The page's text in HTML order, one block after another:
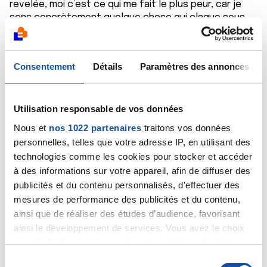
Consentement Détails Paramètres des annonces
Utilisation responsable de vos données
Nous et nos 1022 partenaires traitons vos données
personnelles, telles que votre adresse IP, en utilisant des
technologies comme les cookies pour stocker et accéder
à des informations sur votre appareil, afin de diffuser des
publicités et du contenu personnalisés, d'effectuer des
mesures de performance des publicités et du contenu,
ainsi que de réaliser des études d’audience, favorisant
ainsi le développement de services. Vous avez le choix
quant à l'utilisation de vos données et à leurs finalités.
revelée, moi c’est ce qui me fait le plus peur, car je
sens concrètement quelque chose qui claque sous
mon sternum et le début de mes cotes à gauche...
J’avais fait une prise de sang, tout etait ok sauf mes
Proteine C Reactive qui etait à 12,5 ( normalement
inferieur à 5 ) ... qu’en est il de votre prise de sang?
Oce125